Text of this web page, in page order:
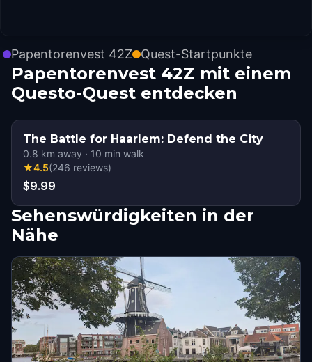
Papentorenvest 42Z Quest-Startpunkte
Papentorenvest 42Z mit einem
Questo-Quest entdecken
The Battle for Haarlem: Defend the City
0.8 km away · 10 min walk
★4.5(246 reviews)
$9.99
Sehenswürdigkeiten in der
Nähe